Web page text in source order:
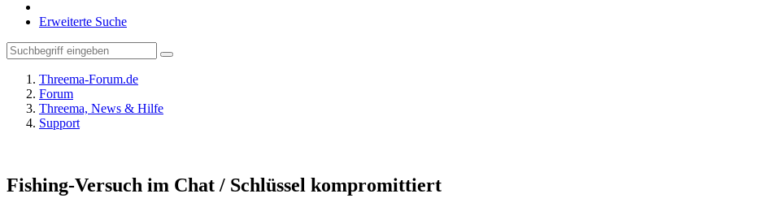
Erweiterte Suche
Threema-Forum.de
Forum
Threema, News & Hilfe
Support
Fishing-Versuch im Chat / Schlüssel kompromittiert